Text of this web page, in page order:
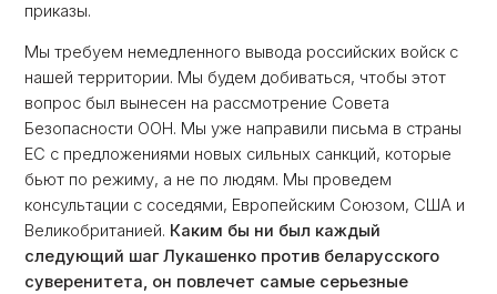
приказы.
Мы требуем немедленного вывода российских войск с
нашей территории. Мы будем добиваться, чтобы этот
вопрос был вынесен на рассмотрение Совета
Безопасности ООН. Мы уже направили письма в страны
ЕС с предложениями новых сильных санкций, которые
бьют по режиму, а не по людям. Мы проведем
консультации с соседями, Европейским Союзом, США и
Великобританией. Каким бы ни был каждый
следующий шаг Лукашенко против беларусского
суверенитета, он повлечет самые серьезные